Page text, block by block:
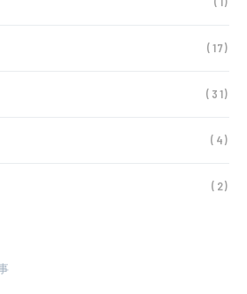
(17)
(31)
(4)
(2)